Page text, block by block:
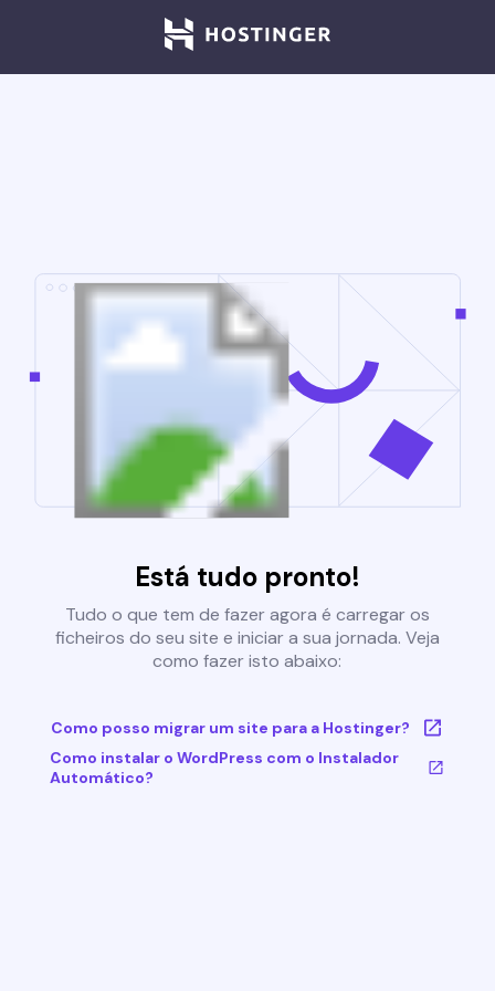
Está tudo pronto!
Tudo o que tem de fazer agora é carregar os
ficheiros do seu site e iniciar a sua jornada. Veja
como fazer isto abaixo:
Como posso migrar um site para a Hostinger?
Como instalar o WordPress com o Instalador
Automático?